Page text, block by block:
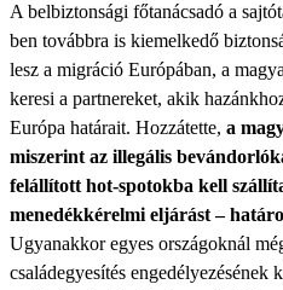
A belbiztonsági főtanácsadó a
ben továbbra is kiemelkedő
lesz a migráció Európában, a
keresi a partnereket, akik
Európa határait. Hozzátette, a
miszerint az illegális
felállított hot-spotokba kell
menedékkérelmi eljárást –
Ugyanakkor egyes országoknál
családegyesítés engedélyezésének